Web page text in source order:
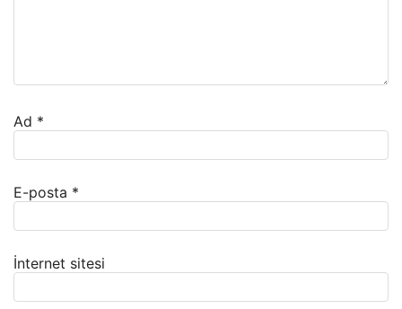
Ad *
E-posta *
İnternet sitesi